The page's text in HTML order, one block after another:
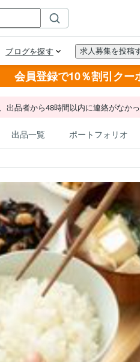
会員登録で10％割引クー
品者から48時間以内に連絡がなか
出品一覧 ポートフォリオ